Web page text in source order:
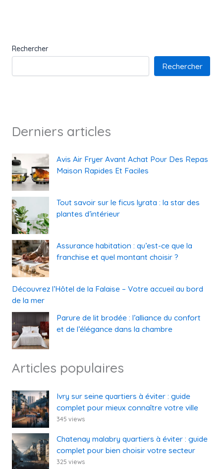
Rechercher
Rechercher
Derniers articles
Avis Air Fryer Avant Achat Pour Des Repas
Maison Rapides Et Faciles
Tout savoir sur le ficus lyrata : la star des
plantes d’intérieur
Assurance habitation : qu’est-ce que la
franchise et quel montant choisir ?
Découvrez l’Hôtel de la Falaise – Votre accueil au bord
de la mer
Parure de lit brodée : l’alliance du confort
et de l’élégance dans la chambre
Articles populaires
Ivry sur seine quartiers à éviter : guide
complet pour mieux connaître votre ville
345 views
Chatenay malabry quartiers à éviter : guide
complet pour bien choisir votre secteur
325 views